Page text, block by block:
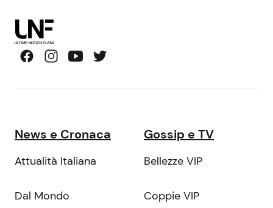
News e Cronaca
Attualità Italiana
Dal Mondo
Gossip e TV
Bellezze VIP
Coppie VIP